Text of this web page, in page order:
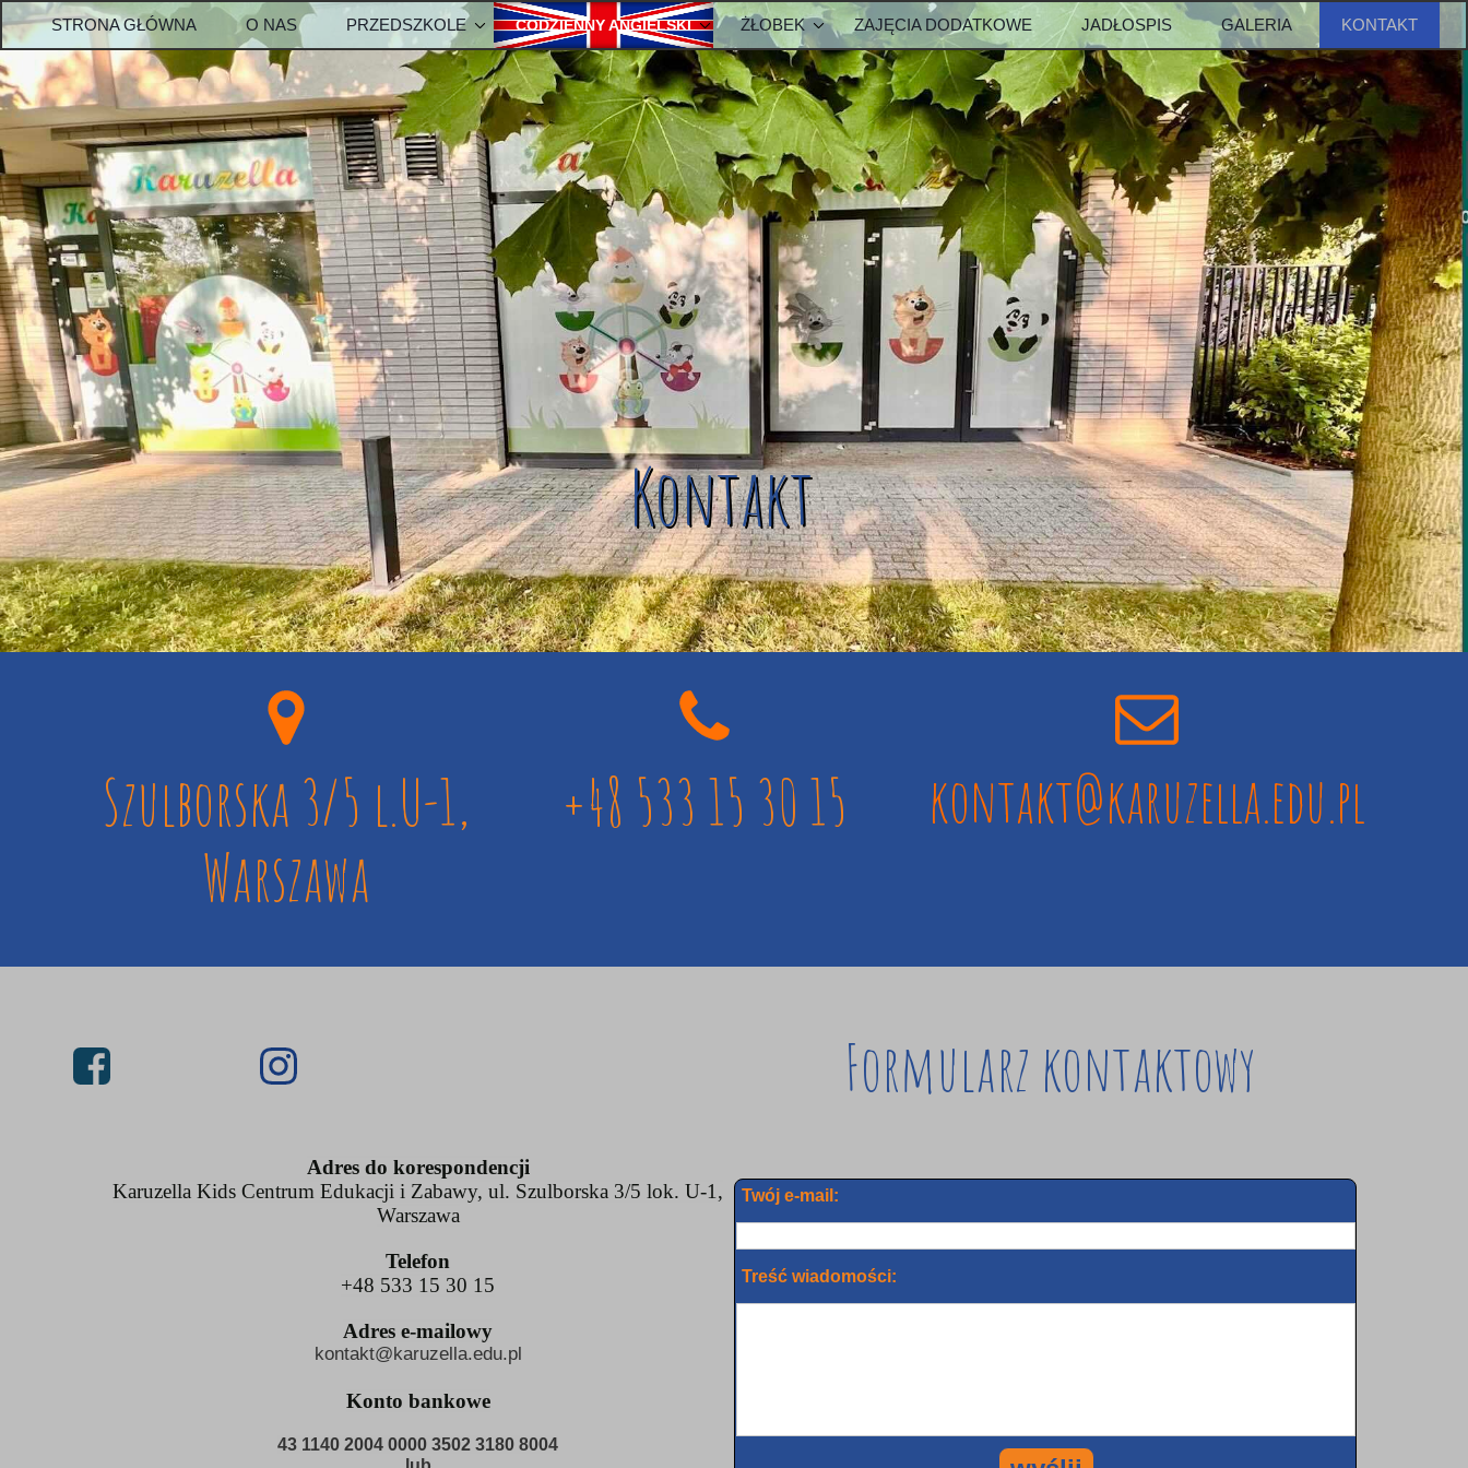
STRONA GŁÓWNA O NAS PRZEDSZKOLE
OPŁATY-PRZEDSZKOLE
Metody w przedszkolu
CODZIENNY ANGIELSKI
METODA NAUKI ANGIELSKIEGO
ŻŁOBEK
OPŁATY-ŻŁOBEK
Metody w żłobku
ZAJĘCIA DODATKOWE JADŁOSPIS GALERIA KONTAKT
Adres do korespondencji
Karuzella Kids Centrum Edukacji i Zabawy, ul. Szulborska 3/5 lok. U-1,
Warszawa
Telefon
+48 533 15 30 15
Adres e-mailowy
kontakt@karuzella.edu.pl
Konto bankowe
43 1140 2004 0000 3502 3180 8004
Kontakt
Szulborska 3/5 l.U-1,
Warszawa
+48 533 15 30 15 kontakt@karuzella.edu.pl
Formularz kontaktowy
Twój e-mail:
Treść wiadomości: